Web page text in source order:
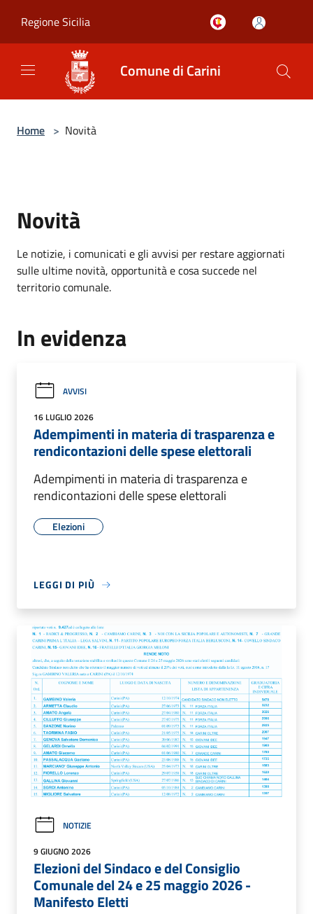
Regione Sicilia
Comune di Carini
Home > Novità
Novità
Le notizie, i comunicati e gli avvisi per restare aggiornati
sulle ultime novità, opportunità e cosa succede nel
territorio comunale.
In evidenza
AVVISI
16 LUGLIO 2026
Adempimenti in materia di trasparenza e
rendicontazioni delle spese elettorali
Adempimenti in materia di trasparenza e
rendicontazioni delle spese elettorali
Elezioni
LEGGI DI PIÙ
NOTIZIE
9 GIUGNO 2026
Elezioni del Sindaco e del Consiglio
Comunale del 24 e 25 maggio 2026 -
Manifesto Eletti